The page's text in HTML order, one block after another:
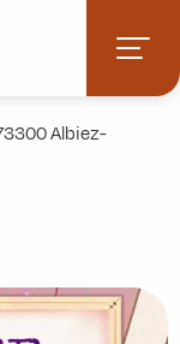
Albiez-